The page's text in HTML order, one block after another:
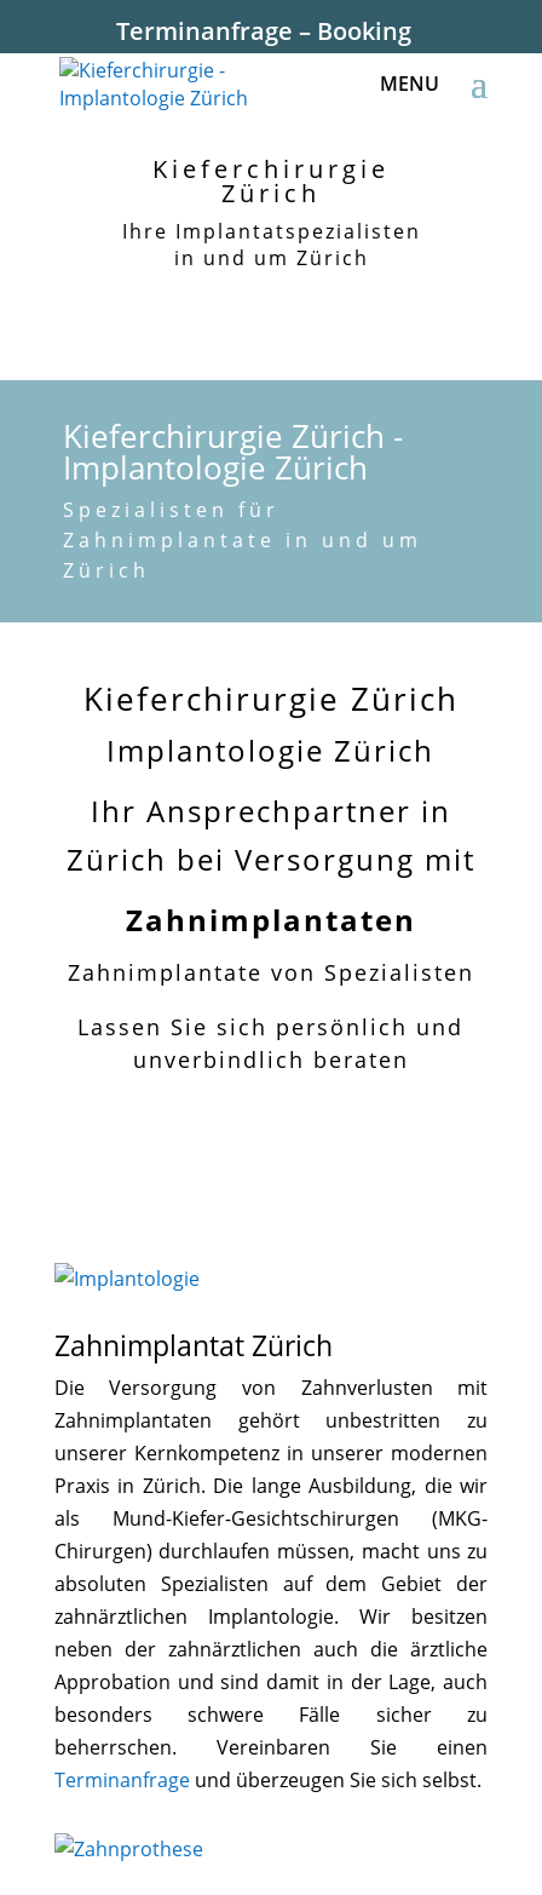
Terminanfrage – Booking
Kieferchirurgie
Zürich
Ihre Implantatspezialisten
in und um Zürich
Kieferchirurgie Zürich -
Implantologie Zürich
Spezialisten für
Zahnimplantate in und um
Zürich
Kieferchirurgie Zürich
Implantologie Zürich
Ihr Ansprechpartner in
Zürich bei Versorgung mit
Zahnimplantaten
Zahnimplantate von Spezialisten
Lassen Sie sich persönlich und
unverbindlich beraten
Zahnimplantat Zürich
Die Versorgung von Zahnverlusten mit
Zahnimplantaten gehört unbestritten zu
unserer Kernkompetenz in unserer modernen
Praxis in Zürich. Die lange Ausbildung, die wir
als Mund-Kiefer-Gesichtschirurgen (MKG-
Chirurgen) durchlaufen müssen, macht uns zu
absoluten Spezialisten auf dem Gebiet der
zahnärztlichen Implantologie. Wir besitzen
neben der zahnärztlichen auch die ärztliche
Approbation und sind damit in der Lage, auch
besonders schwere Fälle sicher zu
beherrschen. Vereinbaren Sie einen
Terminanfrageund überzeugen Sie sich selbst.